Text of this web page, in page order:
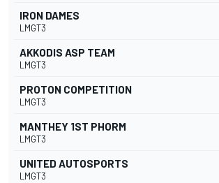
IRON DAMES
LMGT3
AKKODIS ASP TEAM
LMGT3
PROTON COMPETITION
LMGT3
MANTHEY 1ST PHORM
LMGT3
UNITED AUTOSPORTS
LMGT3